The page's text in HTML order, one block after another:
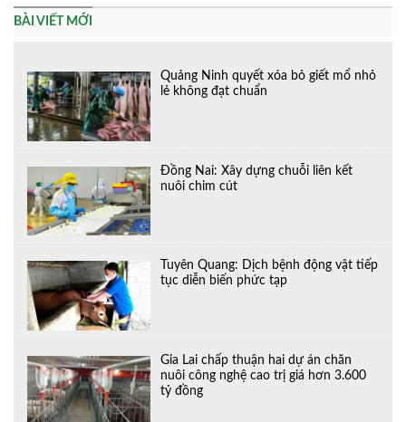
BÀI VIẾT MỚI
Quảng Ninh quyết xóa bỏ giết mổ nhỏ
lẻ không đạt chuẩn
Đồng Nai: Xây dựng chuỗi liên kết
nuôi chim cút
Tuyên Quang: Dịch bệnh động vật tiếp
tục diễn biến phức tạp
Gia Lai chấp thuận hai dự án chăn
nuôi công nghệ cao trị giá hơn 3.600
tỷ đồng